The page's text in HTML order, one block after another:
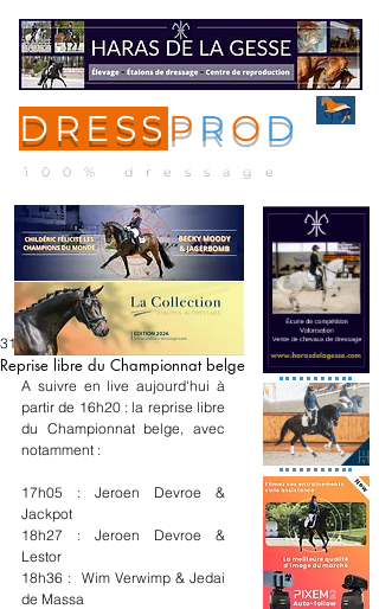
DRESS P R O D
100% dressage
Reprise libre du Championnat belge
31 mai
A suivre en live aujourd'hui à
partir de 16h20 : la reprise libre
du Championnat belge, avec
notamment :
17h05 : Jeroen Devroe &
Jackpot
18h27 : Jeroen Devroe &
Lestor
18h36 :  Wim Verwimp & Jedai
de Massa